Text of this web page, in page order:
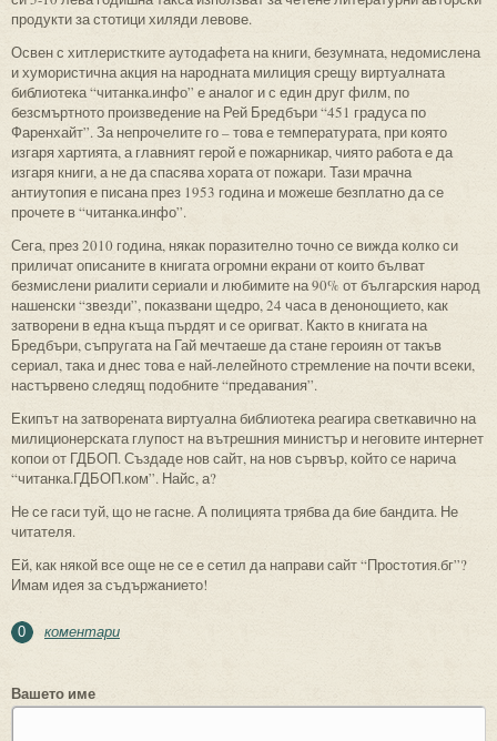
продукти за стотици хиляди левове.
Освен с хитлеристките аутодафета на книги, безумната, недомислена
и хумористична акция на народната милиция срещу виртуалната
библиотека “читанка.инфо” е аналог и с един друг филм, по
безсмъртното произведение на Рей Бредбъри “451 градуса по
Фаренхайт”. За непрочелите го – това е температурата, при която
изгаря хартията, а главният герой е пожарникар, чиято работа е да
изгаря книги, а не да спасява хората от пожари. Тази мрачна
антиутопия е писана през 1953 година и можеше безплатно да се
прочете в “читанка.инфо”.
Сега, през 2010 година, някак поразително точно се вижда колко си
приличат описаните в книгата огромни екрани от които бълват
безмислени риалити сериали и любимите на 90% от българския народ
нашенски “звезди”, показвани щедро, 24 часа в денонощието, как
затворени в една къща пърдят и се оригват. Както в книгата на
Бредбъри, съпругата на Гай мечтаеше да стане героиян от такъв
сериал, така и днес това е най-лелейното стремление на почти всеки,
настървено следящ подобните “предавания”.
Екипът на затворената виртуална библиотека реагира светкавично на
милиционерската глупост на вътрешния министър и неговите интернет
копои от ГДБОП. Създаде нов сайт, на нов сървър, който се нарича
“читанка.ГДБОП.ком”. Найс, а?
Не се гаси туй, що не гасне. А полицията трябва да бие бандита. Не
читателя.
Ей, как някой все още не се е сетил да направи сайт “Простотия.бг”?
Имам идея за съдържанието!
0 коментари
Вашето име